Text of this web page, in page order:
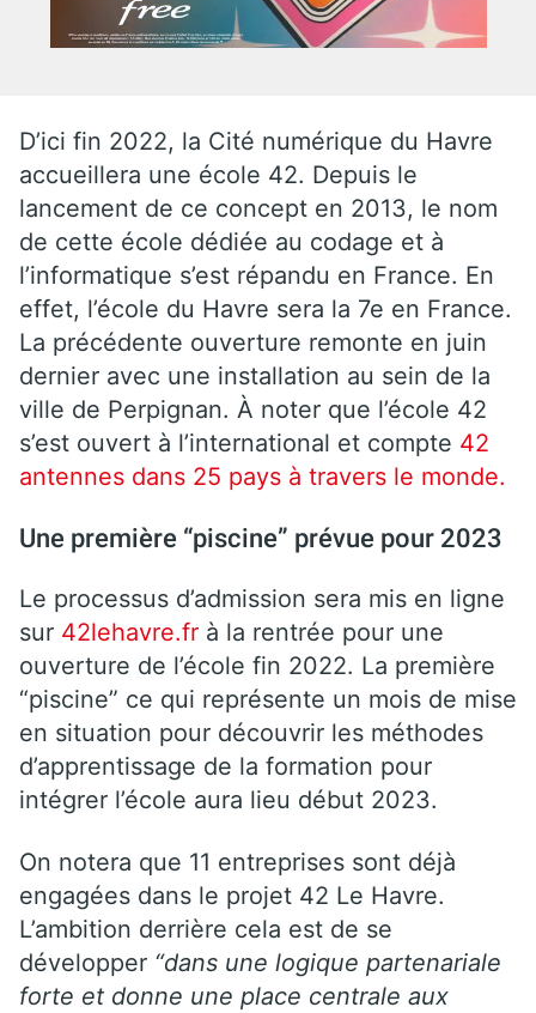
D’ici fin 2022, la Cité numérique du Havre
accueillera une école 42. Depuis le
lancement de ce concept en 2013, le nom
de cette école dédiée au codage et à
l’informatique s’est répandu en France. En
effet, l’école du Havre sera la 7e en France.
La précédente ouverture remonte en juin
dernier avec une installation au sein de la
ville de Perpignan. À noter que l’école 42
s’est ouvert à l’international et compte 42
antennes dans 25 pays à travers le monde.
Une première “piscine” prévue pour 2023
Le processus d’admission sera mis en ligne
sur 42lehavre.fr à la rentrée pour une
ouverture de l’école fin 2022. La première
“piscine” ce qui représente un mois de mise
en situation pour découvrir les méthodes
d’apprentissage de la formation pour
intégrer l’école aura lieu début 2023.
On notera que 11 entreprises sont déjà
engagées dans le projet 42 Le Havre.
L’ambition derrière cela est de se
développer “dans une logique partenariale
forte et donne une place centrale aux